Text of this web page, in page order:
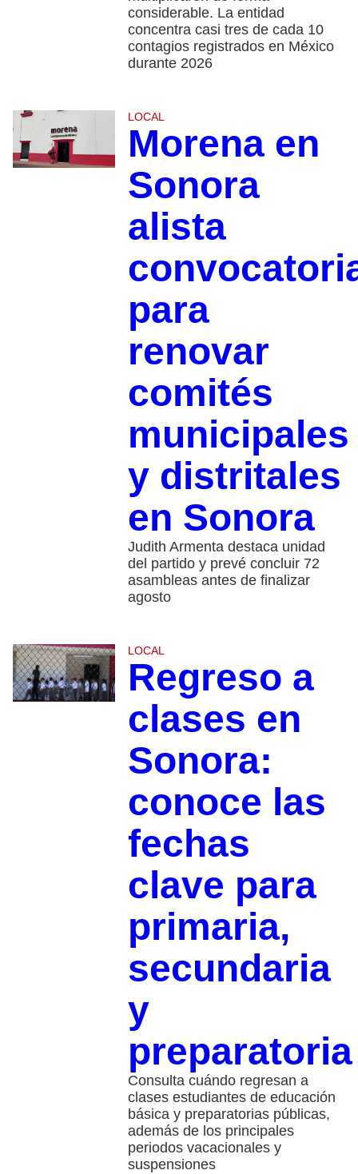
considerable. La entidad
concentra casi tres de cada 10
contagios registrados en México
durante 2026
LOCAL
Morena en
Sonora
alista
para
renovar
comités
municipales
y distritales
en Sonora
Judith Armenta destaca unidad
del partido y prevé concluir 72
asambleas antes de finalizar
agosto
LOCAL
Regreso a
clases en
Sonora:
conoce las
fechas
clave para
primaria,
secundaria
y
preparatoria
Consulta cuándo regresan a
clases estudiantes de educación
básica y preparatorias públicas,
además de los principales
periodos vacacionales y
suspensiones